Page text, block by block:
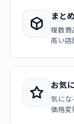
まと
複数商
高い店
お気
気にな
価格変